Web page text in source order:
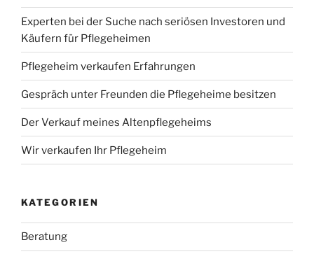
Experten bei der Suche nach seriösen Investoren und
Käufern für Pflegeheimen
Pflegeheim verkaufen Erfahrungen
Gespräch unter Freunden die Pflegeheime besitzen
Der Verkauf meines Altenpflegeheims
Wir verkaufen Ihr Pflegeheim
KATEGORIEN
Beratung